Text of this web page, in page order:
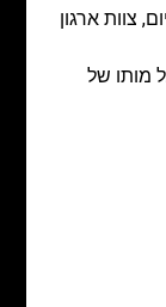
, צוות ארגון
מותו של